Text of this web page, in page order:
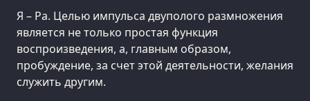
Я – Ра. Целью импульса двуполого размножения
является не только простая функция
воспроизведения, а, главным образом,
пробуждение, за счет этой деятельности, желания
служить другим.